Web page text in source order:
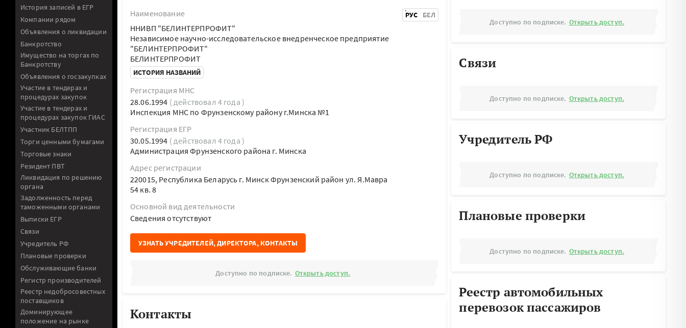
История записей в ЕГР
Компании рядом
Объявления о ликвидации
Банкротство
Имущество на торгах по
Банкротству
Объявления о госзакупках
Участие в тендерах и
процедурах закупок
Участие в тендерах и
процедурах закупок ГИАС
Участник БЕЛТПП
Торги ценными бумагами
Торговые знаки
Резидент ПВТ
Ликвидация по решению
органа
Задолженность перед
таможенными органами
Выписки ЕГР
Связи
Учредитель РФ
Плановые проверки
Обслуживающие банки
Регистр производителей
Реестр недобросовестных
поставщиков
Доминирующее
положение на рынке
Наименование
РУС БЕЛ
ННИВП "БЕЛИНТЕРПРОФИТ"
Независимое научно-исследовательское внедренческое предприятие
"БЕЛИНТЕРПРОФИТ"
БЕЛИНТЕРПРОФИТ
ИСТОРИЯ НАЗВАНИЙ
Регистрация МНС
28.06.1994 ( действовал 4 года )
Инспекция МНС по Фрунзенскому району г.Минска №1
Регистрация ЕГР
30.05.1994 ( действовал 4 года )
Администрация Фрунзенского района г. Минска
Адрес регистрации
220015, Республика Беларусь г. Минск Фрунзенский район ул. Я.Мавра
54 кв. 8
Основной вид деятельности
Cведения отсутствуют
УЗНАТЬ УЧРЕДИТЕЛЕЙ, ДИРЕКТОРА, КОНТАКТЫ
Доступно по подписке. Открыть доступ.
Контакты
Доступно по подписке. Открыть доступ.
Связи
Доступно по подписке. Открыть доступ.
Учредитель РФ
Доступно по подписке. Открыть доступ.
Плановые проверки
Доступно по подписке. Открыть доступ.
Реестр автомобильных
перевозок пассажиров